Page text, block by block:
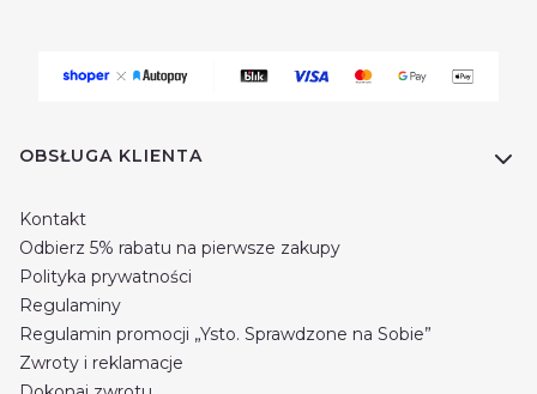
Linki w stopce
OBSŁUGA KLIENTA
Kontakt
Odbierz 5% rabatu na pierwsze zakupy
Polityka prywatności
Regulaminy
Regulamin promocji „Ysto. Sprawdzone na Sobie”
Zwroty i reklamacje